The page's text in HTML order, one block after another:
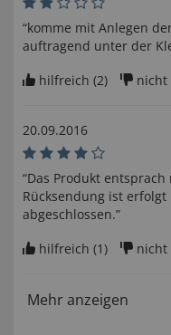
“komme mit Anlegen
auftragend unter der
hilfreich (2) nicht
20.09.2016
“Das Produkt
Rücksendung ist
abgeschlossen.”
hilfreich (1) nicht
Mehr anzeigen